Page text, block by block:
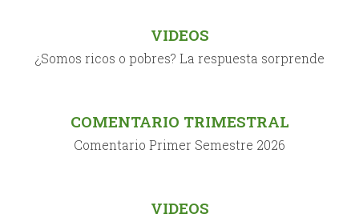
VIDEOS
¿Somos ricos o pobres? La respuesta sorprende
COMENTARIO TRIMESTRAL
Comentario Primer Semestre 2026
VIDEOS